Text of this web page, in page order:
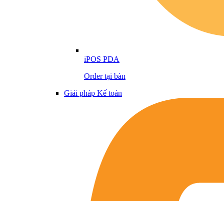
iPOS PDA
Order tại bàn
Giải pháp Kế toán